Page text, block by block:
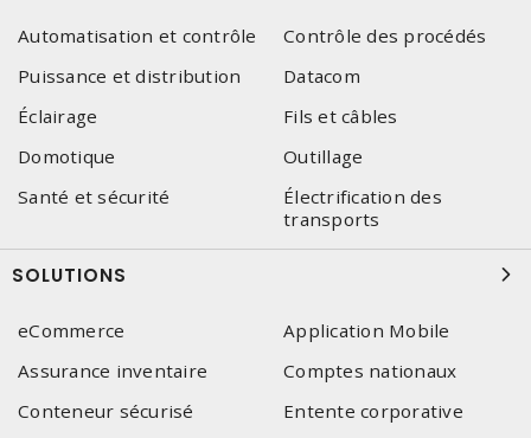
Automatisation et contrôle
Contrôle des procédés
Puissance et distribution
Datacom
Éclairage
Fils et câbles
Domotique
Outillage
Santé et sécurité
Électrification des
transports
SOLUTIONS
eCommerce
Application Mobile
Assurance inventaire
Comptes nationaux
Conteneur sécurisé
Entente corporative